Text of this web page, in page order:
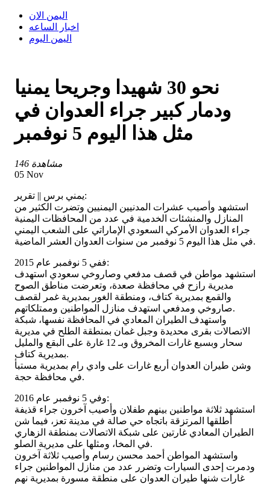
اليمن الان
اخبار الساعه
اليمن اليوم
نحو 30 شهيدا وجريحا يمنيا
ودمار كبير جراء العدوان في
مثل هذا اليوم 5 نوفمبر
146 مشاهدة
05 Nov
يمني برس || تقرير:
استشهد وأصيب عشرات المدنيين اليمنيين وتضرت الكثير من
المنازل والمنشئات الخدمية في عدد من المحافظات اليمنية
جراء العدوان الأمركي السعودي الإماراتي على الشعب اليمني
في مثل هذا اليوم 5 نوفمبر من سنوات العدوان العشر الماضية.
ففي 5 نوفمبر عام 2015:
استشهد مواطن في قصف مدفعي وصاروخي سعودي استهدف
مديرية رازح في محافظة صعدة، وتعرضت مناطق الصوح
والقمع بمديرية كتاف، ومنطقة الغور بمديرية غمر لقصف
صاروخي ومدفعي استهدف منازل المواطنين وممتلكاتهم.
واستهدف الطيران المعادي في المحافظة نفسها، شبكة
الاتصالات بقرى محديدة وجبل غمان بمنطقة الطلح في مديرية
سحار وبسبع غارات المخروق وبـ 12 غارة على البقع والمليل
بمديرية كتاف.
وشن طيران العدوان أربع غارات على وادي رام بمديرية مستبأ
في محافظة حجة.
وفي 5 نوفمبر عام 2016:
استشهد ثلاثة مواطنين بينهم طفلان وأصيب آخرون جراء قذيفة
أطلقها المرتزقة باتجاه حي صالة في مدينة تعز، فيما شن
الطيران المعادي غارتين على شبكة الاتصالات بمنطقة الزهاري
في المخا، ومثلها على مديرية الصلو.
واستشهد المواطن أحمد محسن رسام وأصيب ثلاثة آخرون
ودمرت إحدى السيارات وتضرر عدد من منازل المواطنين جراء
غارات شنها طيران العدوان على منطقة مسورة بمديرية نهم